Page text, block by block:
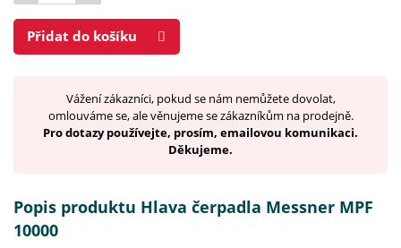
Přidat do košíku
Vážení zákazníci, pokud se nám nemůžete dovolat,
omlouváme se, ale věnujeme se zákazníkům na prodejně.
Pro dotazy používejte, prosím, emailovou komunikaci.
Děkujeme.
Popis produktu Hlava čerpadla Messner MPF
10000